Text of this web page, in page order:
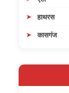
हाथरस
कासगंज